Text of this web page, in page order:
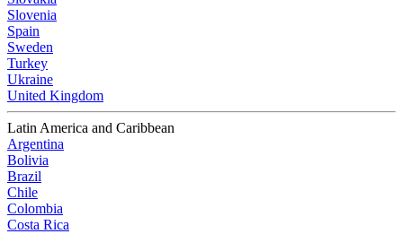
Slovenia
Spain
Sweden
Turkey
Ukraine
United Kingdom
Latin America and Caribbean
Argentina
Bolivia
Brazil
Chile
Colombia
Costa Rica